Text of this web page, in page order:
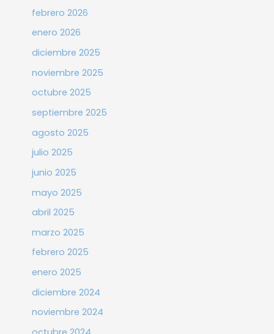
febrero 2026
enero 2026
diciembre 2025
noviembre 2025
octubre 2025
septiembre 2025
agosto 2025
julio 2025
junio 2025
mayo 2025
abril 2025
marzo 2025
febrero 2025
enero 2025
diciembre 2024
noviembre 2024